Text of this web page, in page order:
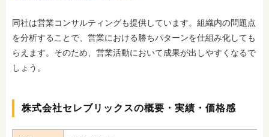
同社は営業コンサルティングも提供しています。組織内の問題点
を分析することで、営業における勝ちパターンを仕組み化しても
らえます。そのため、営業活動において成果が出しやすくなるで
しょう。
株式会社セレブリックスの概要・実績・価格感